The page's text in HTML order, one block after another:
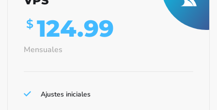
$ 124.99
Mensuales
Ajustes iniciales